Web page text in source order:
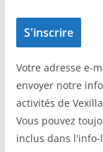
Votre adresse e-
envoyer notre
activités de
Vous pouvez
inclus dans